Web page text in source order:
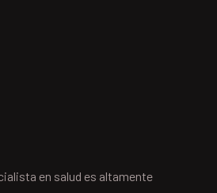
en salud es altamente